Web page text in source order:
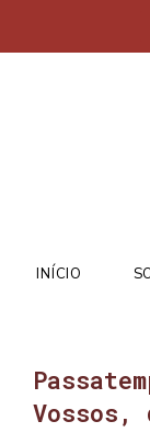
INÍCIO
Vossos,